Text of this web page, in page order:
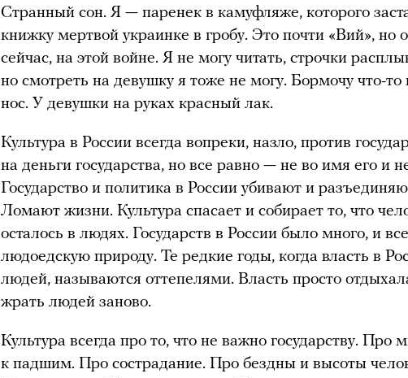
Странный сон. Я — паренек в камуфляже, которого
книжку мертвой украинке в гробу. Это почти «Вий», но
сейчас, на этой войне. Я не могу читать, строчки
но смотреть на девушку я тоже не могу. Бормочу что-то
нос. У девушки на руках красный лак.
Культура в России всегда вопреки, назло, против
на деньги государства, но все равно — не во имя его и
Государство и политика в России убивают и
Ломают жизни. Культура спасает и собирает то, что
осталось в людях. Государств в России было много, и
людоедскую природу. Те редкие годы, когда власть в
людей, называются оттепелями. Власть просто
жрать людей заново.
Культура всегда про то, что не важно государству. Про
к падшим. Про сострадание. Про бездны и высоты